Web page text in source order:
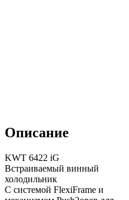
Описание
KWT 6422 iG
Встраиваемый винный
холодильник
С системой FlexiFrame и